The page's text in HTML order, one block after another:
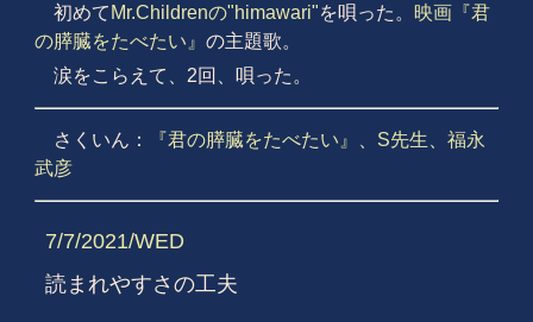
初めて Mr.Childrenの"himawari"を唄った。 映画『君
の膵臓をたべたい』 の主題歌。
涙をこらえて、2回、唄った。
さくいん： 『君の膵臓をたべたい』 S先生
福永
武彦
7/7/2021/WED
読まれやすさの工夫